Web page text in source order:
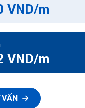
VND/m
VND/m
VẤN